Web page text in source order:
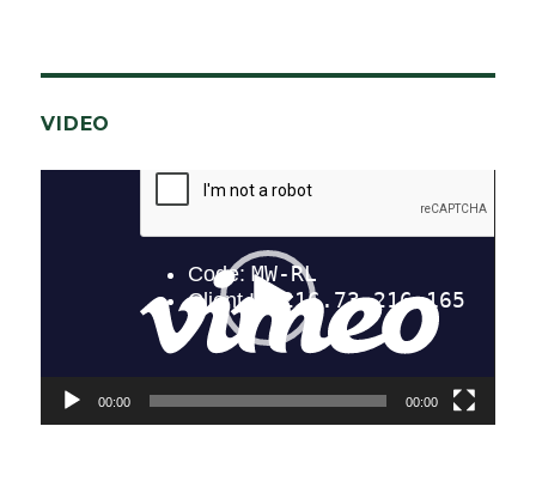
VIDEO
00:00 00:00